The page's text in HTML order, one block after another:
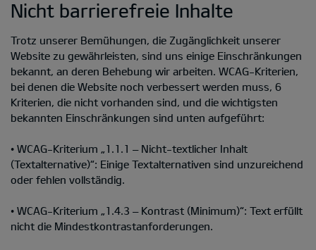
Nicht barrierefreie Inhalte
Trotz unserer Bemühungen, die Zugänglichkeit unserer
Website zu gewährleisten, sind uns einige Einschränkungen
bekannt, an deren Behebung wir arbeiten. WCAG-Kriterien,
bei denen die Website noch verbessert werden muss, 6
Kriterien, die nicht vorhanden sind, und die wichtigsten
bekannten Einschränkungen sind unten aufgeführt:
• WCAG-Kriterium „1.1.1 – Nicht-textlicher Inhalt
(Textalternative)“: Einige Textalternativen sind unzureichend
oder fehlen vollständig.
• WCAG-Kriterium „1.4.3 – Kontrast (Minimum)“: Text erfüllt
nicht die Mindestkontrastanforderungen.